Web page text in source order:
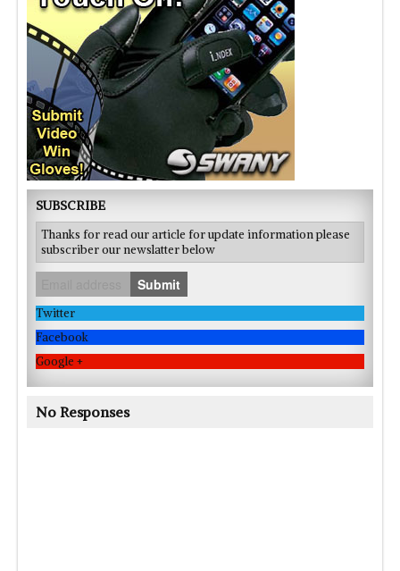
SUBSCRIBE
Thanks for read our article for update information please
subscriber our newslatter below
Submit
Twitter
Facebook
Google +
No Responses